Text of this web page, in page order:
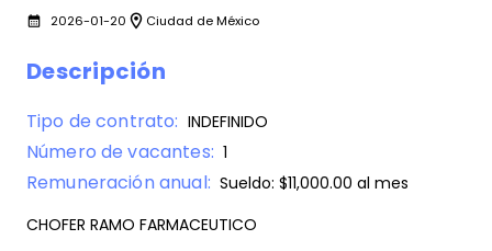
calendar_month 2026-01-20 location_on Ciudad de México
Descripción
Tipo de contrato: INDEFINIDO
Número de vacantes: 1
Remuneración anual: Sueldo: $11,000.00 al mes
CHOFER RAMO FARMACEUTICO